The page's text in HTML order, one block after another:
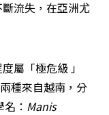
流失，在亞洲尤
屬「極危級 」
種來自越南，分
： Manis